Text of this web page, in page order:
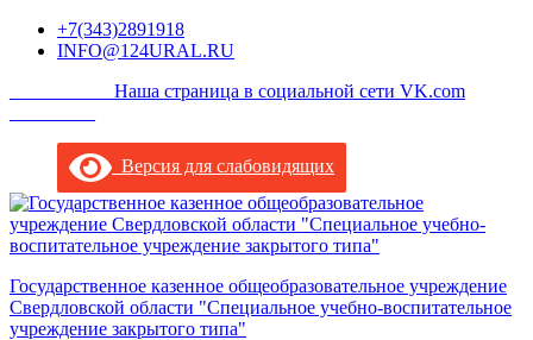
Перейти+7(343)2891918
INFO@124URAL.RU
___________Наша страница в социальной сети VK.com
Версия для слабовидящих
Государственное казенное общеобразовательное учреждение
Свердловской области "Специальное учебно-воспитательное
учреждение закрытого типа"